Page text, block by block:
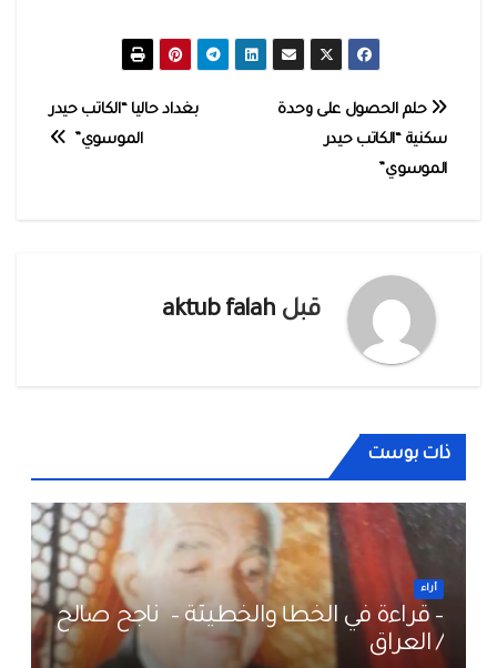
تصفّح
المقالات
بغداد حاليا “الكاتب حيدر
الموسوي”
حلم الحصول على وحدة
سكنية “الكاتب حيدر
الموسوي”
قبلaktub falah
ذات بوست
أراء
– قراءة في الخطأ والخطيئة – ناجح صالح
/ العراق